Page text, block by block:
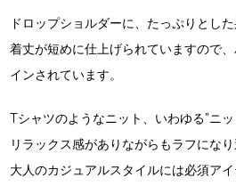
ドロップショルダーに、たっぷりとし
着丈が短めに仕上げられていますので
インされています。
Tシャツのようなニット、いわゆる”ニッ
リラックス感がありながらもラフにな
大人のカジュアルスタイルには必須アイ